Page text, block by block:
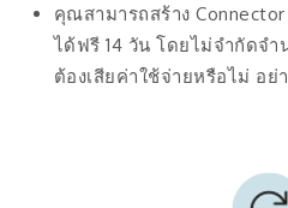
คุณสามารถสร้าง
ได้ฟรี 14 วัน โดยไม่จำกัดจำ
ต้องเสียค่าใช้จ่ายหรือไม่ อย่